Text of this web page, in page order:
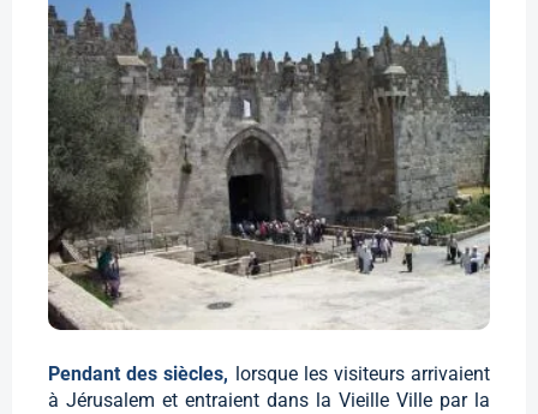
Pendant des siècles, lorsque les visiteurs arrivaient
à Jérusalem et entraient dans la Vieille Ville par la